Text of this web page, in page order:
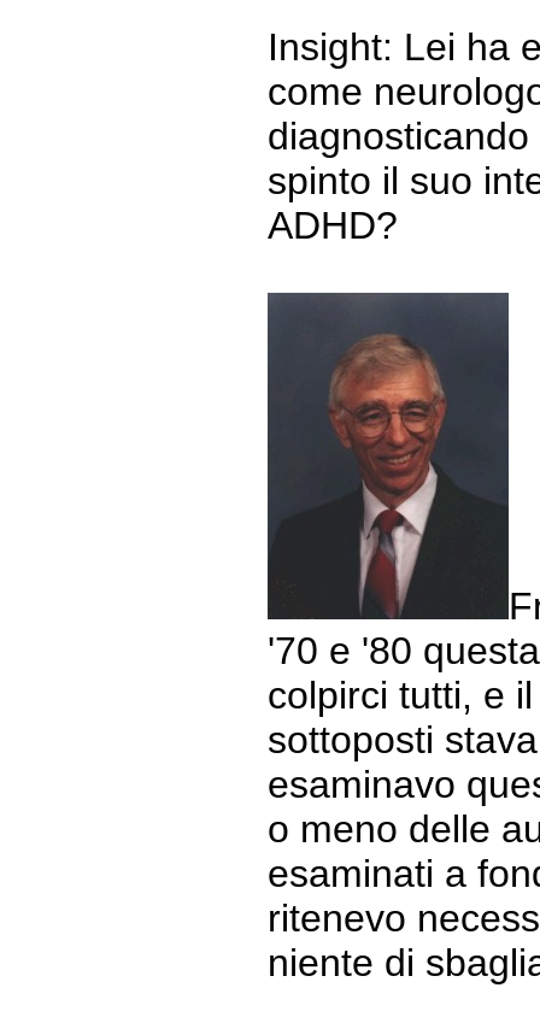
Insight: Lei ha
come
spinto il suo
ADHD?
'70 e '80
colpirci tutti, e
sottoposti
esaminavo
o meno delle
esaminati a
ritenevo
niente di